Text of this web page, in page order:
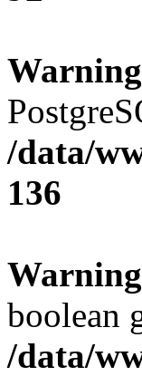
Warning
/data/
136
Warning
boolean
/data/